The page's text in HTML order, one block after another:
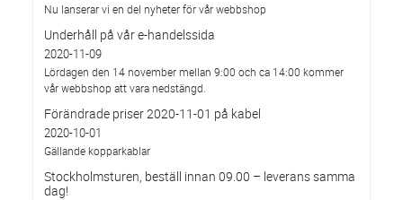
Nu lanserar vi en del nyheter för vår webbshop
Underhåll på vår e-handelssida
2020-11-09
Lördagen den 14 november mellan 9:00 och ca 14:00 kommer
vår webbshop att vara nedstängd.
Förändrade priser 2020-11-01 på kabel
2020-10-01
Gällande kopparkablar
Stockholmsturen, beställ innan 09.00 – leverans samma
dag!